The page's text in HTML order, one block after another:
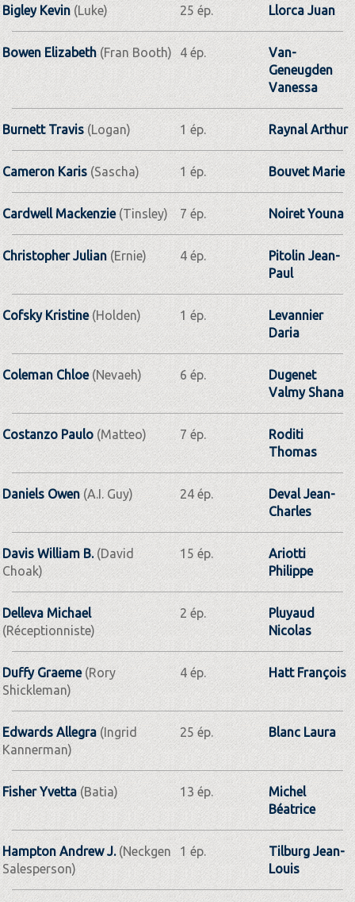
Bigley Kevin(Luke) 25 ép. Llorca Juan
Bowen Elizabeth(Fran Booth) 4 ép.
Van-
Geneugden
Vanessa
Burnett Travis(Logan) 1 ép. Raynal Arthur
Cameron Karis(Sascha) 1 ép. Bouvet Marie
Cardwell Mackenzie(Tinsley) 7 ép. Noiret Youna
Christopher Julian(Ernie) 4 ép.
Pitolin Jean-
Paul
Cofsky Kristine(Holden) 1 ép.
Levannier
Daria
Coleman Chloe(Nevaeh) 6 ép.
Dugenet
Valmy Shana
Costanzo Paulo (Matteo) 7 ép.
Roditi
Thomas
Daniels Owen(A.I. Guy) 24 ép.
Deval Jean-
Charles
Davis William B.(David
Choak)
15 ép.
Ariotti
Philippe
Delleva Michael
(Réceptionniste)
2 ép.
Pluyaud
Nicolas
Duffy Graeme(Rory
Shickleman)
4 ép. Hatt François
Edwards Allegra(Ingrid
Kannerman)
25 ép. Blanc Laura
Fisher Yvetta (Batia) 13 ép.
Michel
Béatrice
Hampton Andrew J. (Neckgen
Salesperson)
1 ép.
Tilburg Jean-
Louis